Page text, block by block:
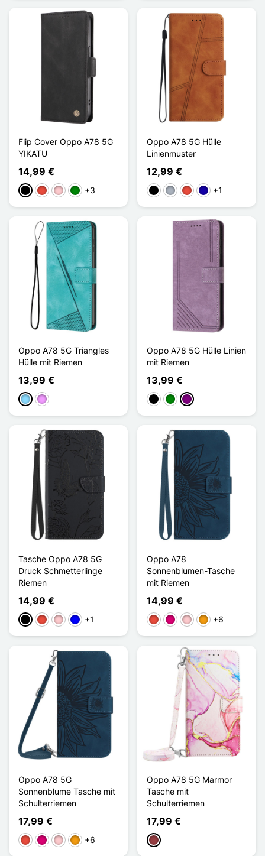
Flip Cover Oppo A78 5G
YIKATU
14,99 €
Schwarz
Rot PinkGrün+3
Oppo A78 5G Hülle
Linienmuster
12,99 €
Schwarz
GrauRot Dunkelblau
+1
Oppo A78 5G Triangles
Hülle mit Riemen
13,99 €
HellblauHellviolett
Oppo A78 5G Hülle Linien
mit Riemen
13,99 €
Schwarz
GrünViolett
Tasche Oppo A78 5G
Druck Schmetterlinge
Riemen
14,99 €
Schwarz
Rot PinkBlau+1
Oppo A78
Sonnenblumen-Tasche
mit Riemen
14,99 €
Rot Magenta
PinkOrange
+6
Oppo A78 5G
Sonnenblume Tasche mit
Schulterriemen
17,99 €
Rot Magenta
PinkOrange
+6
Oppo A78 5G Marmor
Tasche mit
Schulterriemen
17,99 €
Dunkelrot